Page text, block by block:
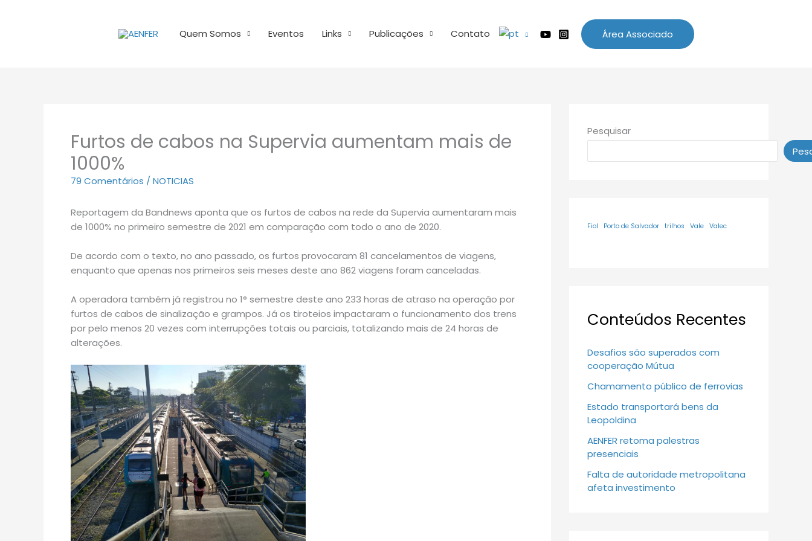
Quem Somos Eventos Links Publicações Contato Área Associado
Furtos de cabos na Supervia aumentam mais de
1000%
79 Comentários / NOTICIAS
Reportagem da Bandnews aponta que os furtos de cabos na rede da Supervia aumentaram mais
de 1000% no primeiro semestre de 2021 em comparação com todo o ano de 2020.
De acordo com o texto, no ano passado, os furtos provocaram 81 cancelamentos de viagens,
enquanto que apenas nos primeiros seis meses deste ano 862 viagens foram canceladas.
A operadora também já registrou no 1° semestre deste ano 233 horas de atraso na operação por
furtos de cabos de sinalização e grampos. Já os tiroteios impactaram o funcionamento dos trens
por pelo menos 20 vezes com interrupções totais ou parciais, totalizando mais de 24 horas de
alterações.
Pesquisar
Fiol Porto de Salvador trilhos Vale Valec
Conteúdos Recentes
Desafios são superados com
cooperação Mútua
Chamamento público de ferrovias
Estado transportará bens da
Leopoldina
AENFER retoma palestras
presenciais
Falta de autoridade metropolitana
afeta investimento